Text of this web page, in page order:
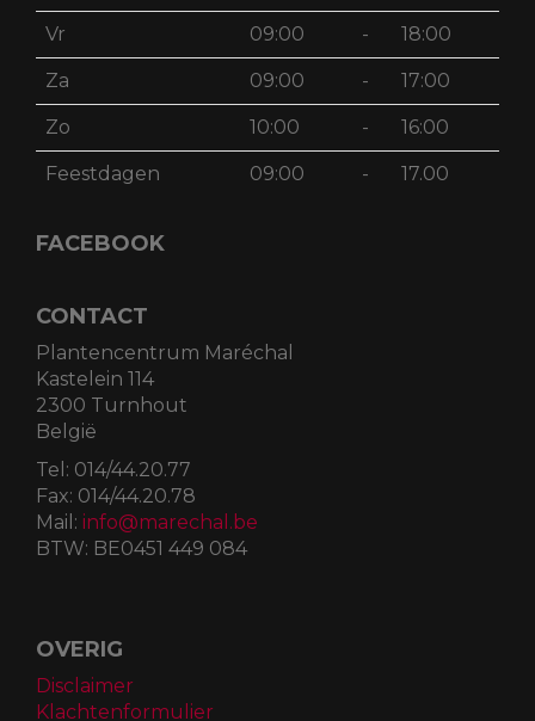
Vr 09:00 - 18:00
Za 09:00 - 17:00
Zo 10:00 - 16:00
Feestdagen 09:00 - 17.00
FACEBOOK
CONTACT
Plantencentrum Maréchal
Kastelein 114
2300 Turnhout
België
Tel: 014/44.20.77
Fax: 014/44.20.78
Mail: info@marechal.be
BTW: BE0451 449 084
OVERIG
Disclaimer
Klachtenformulier